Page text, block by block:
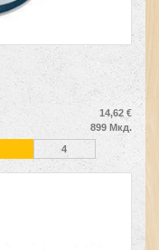
14,62 €
899 Мкд.
4